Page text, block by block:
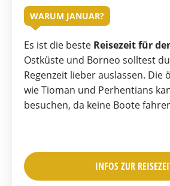
WARUM JANUAR?
Es ist die beste Reisezeit für
Ostküste und Borneo solltest
Regenzeit lieber auslassen. Die
wie Tioman und Perhentians
besuchen, da keine Boote
INFOS ZUR